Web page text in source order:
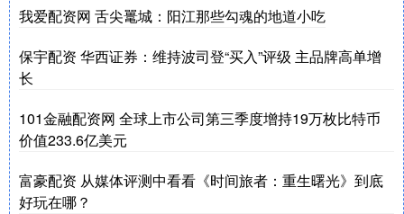
我爱配资网 舌尖鼍城：阳江那些勾魂的地道小吃
保宇配资 华西证券：维持波司登“买入”评级 主品牌高单增
长
101金融配资网 全球上市公司第三季度增持19万枚比特币
价值233.6亿美元
富豪配资 从媒体评测中看看《时间旅者：重生曙光》到底
好玩在哪？